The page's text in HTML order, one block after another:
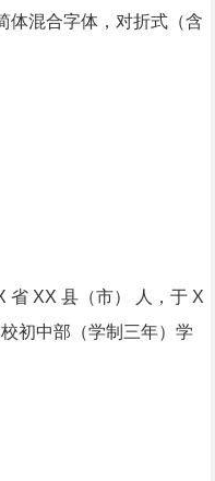
体混合字体，对折式（含
省 XX 县（市） 人，于 X
初中部（学制三年）学